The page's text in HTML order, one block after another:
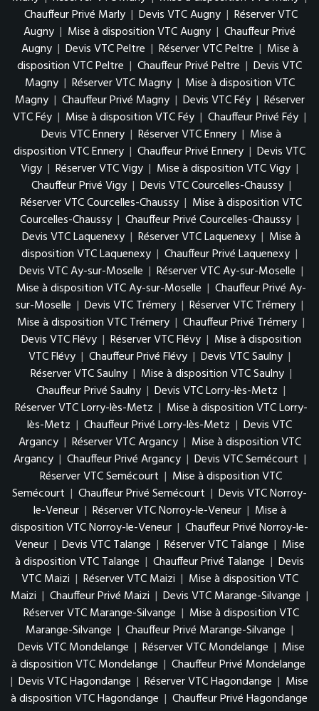
Chauffeur Privé Marly | Devis VTC Augny | Réserver VTC
Augny | Mise à disposition VTC Augny | Chauffeur Privé
Augny | Devis VTC Peltre | Réserver VTC Peltre | Mise à
disposition VTC Peltre | Chauffeur Privé Peltre | Devis VTC
Magny | Réserver VTC Magny | Mise à disposition VTC
Magny | Chauffeur Privé Magny | Devis VTC Féy | Réserver
VTC Féy | Mise à disposition VTC Féy | Chauffeur Privé Féy |
Devis VTC Ennery | Réserver VTC Ennery | Mise à
disposition VTC Ennery | Chauffeur Privé Ennery | Devis VTC
Vigy | Réserver VTC Vigy | Mise à disposition VTC Vigy |
Chauffeur Privé Vigy | Devis VTC Courcelles-Chaussy |
Réserver VTC Courcelles-Chaussy | Mise à disposition VTC
Courcelles-Chaussy | Chauffeur Privé Courcelles-Chaussy |
Devis VTC Laquenexy | Réserver VTC Laquenexy | Mise à
disposition VTC Laquenexy | Chauffeur Privé Laquenexy |
Devis VTC Ay-sur-Moselle | Réserver VTC Ay-sur-Moselle |
Mise à disposition VTC Ay-sur-Moselle | Chauffeur Privé Ay-
sur-Moselle | Devis VTC Trémery | Réserver VTC Trémery |
Mise à disposition VTC Trémery | Chauffeur Privé Trémery |
Devis VTC Flévy | Réserver VTC Flévy | Mise à disposition
VTC Flévy | Chauffeur Privé Flévy | Devis VTC Saulny |
Réserver VTC Saulny | Mise à disposition VTC Saulny |
Chauffeur Privé Saulny | Devis VTC Lorry-lès-Metz |
Réserver VTC Lorry-lès-Metz | Mise à disposition VTC Lorry-
lès-Metz | Chauffeur Privé Lorry-lès-Metz | Devis VTC
Argancy | Réserver VTC Argancy | Mise à disposition VTC
Argancy | Chauffeur Privé Argancy | Devis VTC Semécourt |
Réserver VTC Semécourt | Mise à disposition VTC
Semécourt | Chauffeur Privé Semécourt | Devis VTC Norroy-
le-Veneur | Réserver VTC Norroy-le-Veneur | Mise à
disposition VTC Norroy-le-Veneur | Chauffeur Privé Norroy-le-
Veneur | Devis VTC Talange | Réserver VTC Talange | Mise
à disposition VTC Talange | Chauffeur Privé Talange | Devis
VTC Maizi | Réserver VTC Maizi | Mise à disposition VTC
Maizi | Chauffeur Privé Maizi | Devis VTC Marange-Silvange |
Réserver VTC Marange-Silvange | Mise à disposition VTC
Marange-Silvange | Chauffeur Privé Marange-Silvange |
Devis VTC Mondelange | Réserver VTC Mondelange | Mise
à disposition VTC Mondelange | Chauffeur Privé Mondelange
| Devis VTC Hagondange | Réserver VTC Hagondange | Mise
à disposition VTC Hagondange | Chauffeur Privé Hagondange